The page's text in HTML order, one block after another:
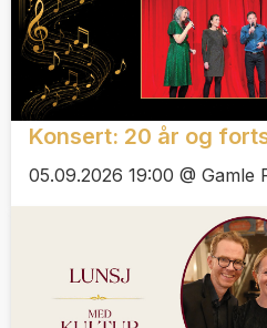
Konsert: 20 år og
05.09.2026 19:00 @ Gamle